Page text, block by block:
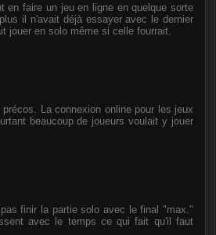
en faire un jeu en ligne en quelque sorte
il n'avait déjà essayer avec le dernier
jouer en solo même si celle fourrait.
La connexion online pour les jeux
beaucoup de joueurs voulait y jouer
finir la partie solo avec le final "max."
avec le temps ce qui fait qu'il faut